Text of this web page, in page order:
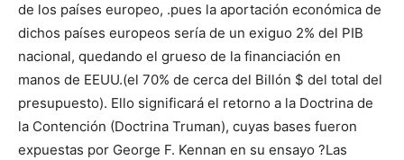
de los países europeo, .pues la aportación económica de
dichos países europeos sería de un exiguo 2% del PIB
nacional, quedando el grueso de la financiación en
manos de EEUU.(el 70% de cerca del Billón $ del total del
presupuesto). Ello significará el retorno a la Doctrina de
la Contención (Doctrina Truman), cuyas bases fueron
expuestas por George F. Kennan en su ensayo ?Las